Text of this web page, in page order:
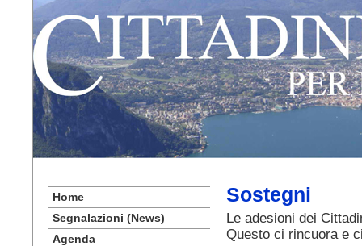
Home
Segnalazioni (News)
Agenda
Sostegni
Le adesioni dei
Questo ci rincuora e